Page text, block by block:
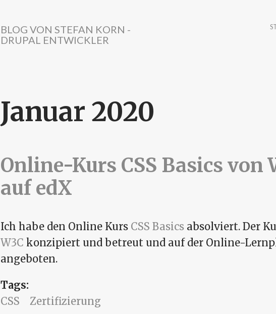
BLOG VON STEFAN KORN -
DRUPAL ENTWICKLER
Januar 2020
Online-Kurs CSS Basics von
auf edX
Ich habe den Online Kurs CSS Basics absolviert. Der
W3C konzipiert und betreut und auf der Online-
angeboten.
Tags:
CSS
Zertifizierung